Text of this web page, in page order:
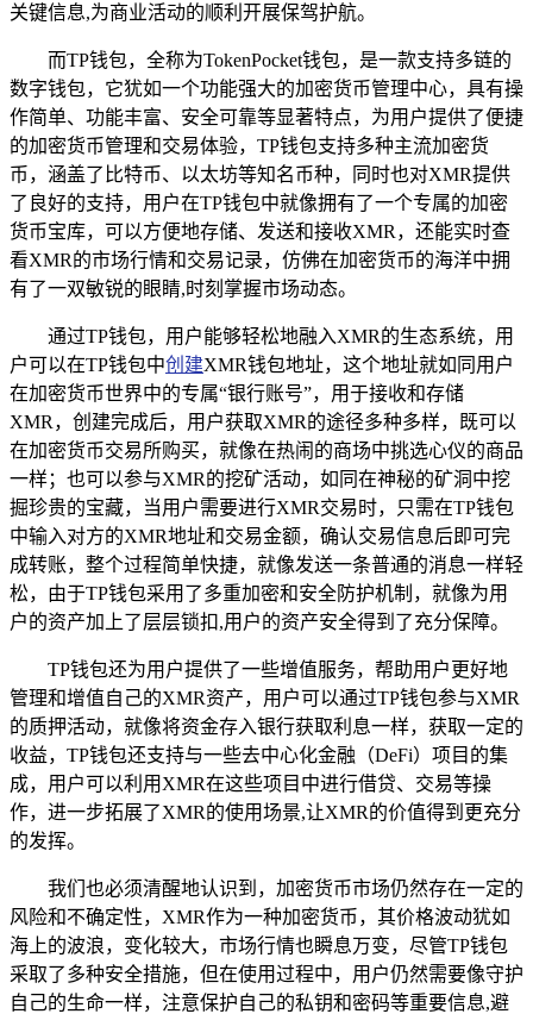
关键信息,为商业活动的顺利开展保驾护航。
而TP钱包，全称为TokenPocket钱包，是一款支持多链的
数字钱包，它犹如一个功能强大的加密货币管理中心，具有操
作简单、功能丰富、安全可靠等显著特点，为用户提供了便捷
的加密货币管理和交易体验，TP钱包支持多种主流加密货
币，涵盖了比特币、以太坊等知名币种，同时也对XMR提供
了良好的支持，用户在TP钱包中就像拥有了一个专属的加密
货币宝库，可以方便地存储、发送和接收XMR，还能实时查
看XMR的市场行情和交易记录，仿佛在加密货币的海洋中拥
有了一双敏锐的眼睛,时刻掌握市场动态。
通过TP钱包，用户能够轻松地融入XMR的生态系统，用
户可以在TP钱包中创建XMR钱包地址，这个地址就如同用户
在加密货币世界中的专属“银行账号”，用于接收和存储
XMR，创建完成后，用户获取XMR的途径多种多样，既可以
在加密货币交易所购买，就像在热闹的商场中挑选心仪的商品
一样；也可以参与XMR的挖矿活动，如同在神秘的矿洞中挖
掘珍贵的宝藏，当用户需要进行XMR交易时，只需在TP钱包
中输入对方的XMR地址和交易金额，确认交易信息后即可完
成转账，整个过程简单快捷，就像发送一条普通的消息一样轻
松，由于TP钱包采用了多重加密和安全防护机制，就像为用
户的资产加上了层层锁扣,用户的资产安全得到了充分保障。
TP钱包还为用户提供了一些增值服务，帮助用户更好地
管理和增值自己的XMR资产，用户可以通过TP钱包参与XMR
的质押活动，就像将资金存入银行获取利息一样，获取一定的
收益，TP钱包还支持与一些去中心化金融（DeFi）项目的集
成，用户可以利用XMR在这些项目中进行借贷、交易等操
作，进一步拓展了XMR的使用场景,让XMR的价值得到更充分
的发挥。
我们也必须清醒地认识到，加密货币市场仍然存在一定的
风险和不确定性，XMR作为一种加密货币，其价格波动犹如
海上的波浪，变化较大，市场行情也瞬息万变，尽管TP钱包
采取了多种安全措施，但在使用过程中，用户仍然需要像守护
自己的生命一样，注意保护自己的私钥和密码等重要信息,避